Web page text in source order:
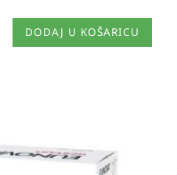
DODAJ U KOŠARICU